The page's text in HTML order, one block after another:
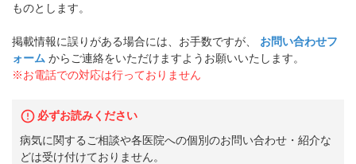
ものとします。
掲載情報に誤りがある場合には、お手数ですが、
お問い合わせフ
ォーム からご連絡をいただけますようお願いいたします。
※お電話での対応は行っておりません
必ずお読みください
病気に関するご相談や各医院への個別のお問い合わせ・紹介な
どは受け付けておりません。